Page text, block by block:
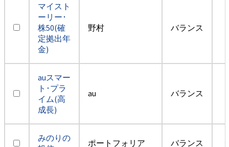
マイスト
ーリー･
株50(確
定拠出年
金)
野村 バランス
auスマー
ト･プラ
イム(高
成長)
au バランス
みのりの
ポートフォリア バランス